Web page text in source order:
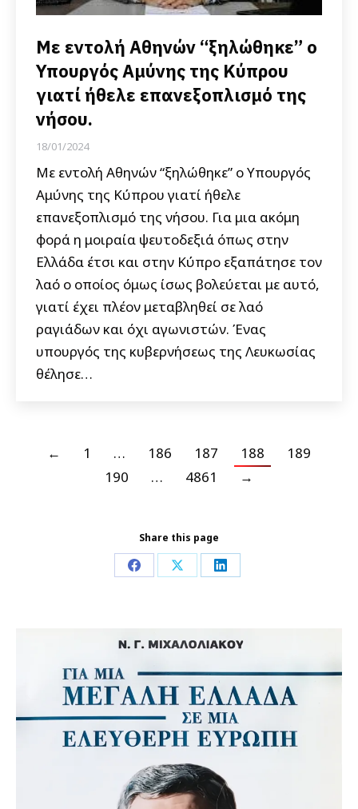
Με εντολή Αθηνών “ξηλώθηκε” ο
Υπουργός Αμύνης της Κύπρου
γιατί ήθελε επανεξοπλισμό της
νήσου.
18/01/2024
Με εντολή Αθηνών “ξηλώθηκε” ο Υπουργός
Αμύνης της Κύπρου γιατί ήθελε
επανεξοπλισμό της νήσου. Για μια ακόμη
φορά η μοιραία ψευτοδεξιά όπως στην
Ελλάδα έτσι και στην Κύπρο εξαπάτησε τον
λαό ο οποίος όμως ίσως βολεύεται με αυτό,
γιατί έχει πλέον μεταβληθεί σε λαό
ραγιάδων και όχι αγωνιστών. Ένας
υπουργός της κυβερνήσεως της Λευκωσίας
θέλησε…
← 1 … 186 187 188
189
190
… 4861 →
Share this page
Share Share Share